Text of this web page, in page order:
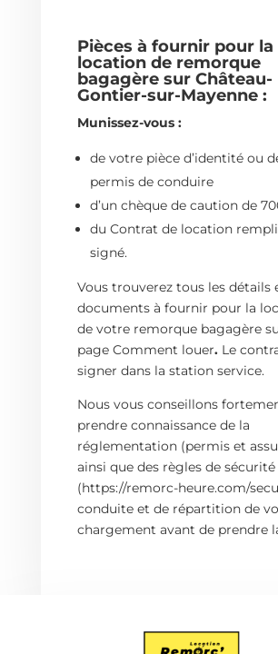
Pièces à fournir pour la
location de remorque
bagagère sur Château-
Gontier-sur-Mayenne :
Munissez-vous :
de votre pièce d’identité ou
permis de conduire
d’un chèque de caution de
du Contrat de location
signé.
Vous trouverez tous les détails
documents à fournir pour la
de votre remorque bagagère
page Comment louer.Le
signer dans la station service.
Nous vous conseillons
prendre connaissance de la
réglementation (permis et
ainsi que desrègles de sécurité
(https://remorc-heure.com/
conduite et de répartition de
chargement avant de prendre